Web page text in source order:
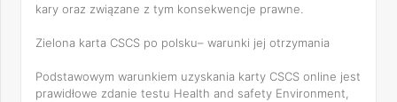
kary oraz związane z tym konsekwencje prawne.
Zielona karta CSCS po polsku– warunki jej otrzymania
Podstawowym warunkiem uzyskania karty CSCS online jest
prawidłowe zdanie testu Health and safety Environment,